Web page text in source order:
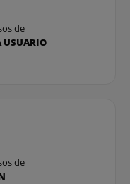
de
USUARIO
de